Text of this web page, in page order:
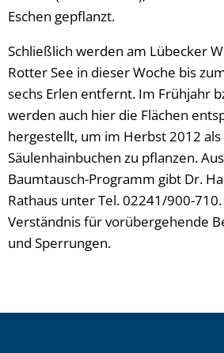
Eschen gepflanzt.
Schließlich werden am Lübecker
Rotter See in dieser Woche bis
sechs Erlen entfernt. Im Frühjahr
werden auch hier die Flächen
hergestellt, um im Herbst 2012 als
Säulenhainbuchen zu pflanzen.
Baumtausch-Programm gibt Dr.
Rathaus unter Tel. 02241/900-
Verständnis für vorübergehende
und Sperrungen.